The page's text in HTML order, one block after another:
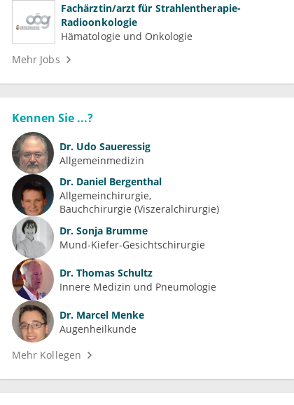
Fachärztin/arzt für Strahlentherapie-
Radioonkologie
Hämatologie und Onkologie
Mehr Jobs
Kennen Sie ...?
Dr. Udo Saueressig
Allgemeinmedizin
Dr. Daniel Bergenthal
Allgemeinchirurgie
Bauchchirurgie (Viszeralchirurgie)
Dr. Sonja Brumme
Mund-Kiefer-Gesichtschirurgie
Dr. Thomas Schultz
Innere Medizin und Pneumologie
Dr. Marcel Menke
Augenheilkunde
Mehr Kollegen